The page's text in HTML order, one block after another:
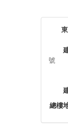
號
總樓